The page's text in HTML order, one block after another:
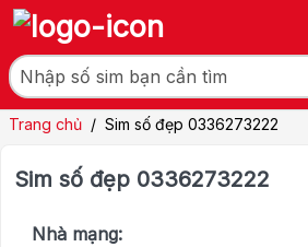
Trang chủ / Sim số đẹp 0336273222
Sim số đẹp 0336273222
Nhà mạng: